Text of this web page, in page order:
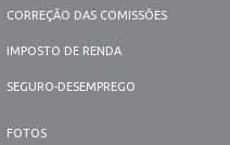
CORREÇÃO DAS COMISSÕES
IMPOSTO DE RENDA
SEGURO-DESEMPREGO
FOTOS